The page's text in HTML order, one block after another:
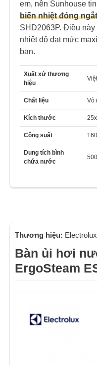
em, nên Sunhouse
biến nhiệt đóng
SHD2063P. Điều
nhiệt độ đạt mức
bạn.
Xuất xứ thương
hiệu
Chất liệu Vỏ
Kích thước
Công suất
Dung tích bình
chứa nước
Thương hiệu: Electrolux
Bàn ủi hơi
ErgoSteam